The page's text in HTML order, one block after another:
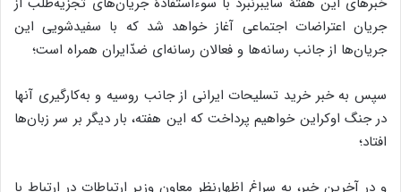
جریان اعتراضات اجتماعی آغاز خواهد شد که با سفیدشویی این
جریان‌ها از جانب رسانه‌ها و فعالان رسانه‌ای ضدّایران همراه است؛
سپس به خبر خرید تسلیحات ایرانی از جانب روسیه و به‌کارگیری آنها
در جنگ اوکراین خواهیم پرداخت که این هفته، بار دیگر بر سر زبان‌ها
افتاد؛